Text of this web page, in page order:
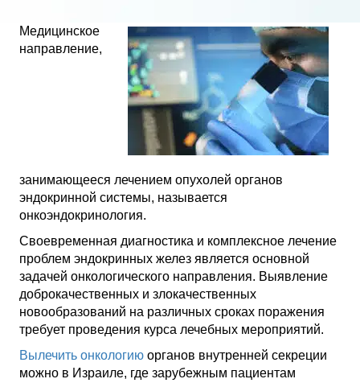
Медицинское
направление,
занимающееся лечением опухолей органов
эндокринной системы, называется
онкоэндокринология.
Своевременная диагностика и комплексное лечение
проблем эндокринных желез является основной
задачей онкологического направления. Выявление
доброкачественных и злокачественных
новообразований на различных сроках поражения
требует проведения курса лечебных мероприятий.
Вылечить онкологию органов внутренней секреции
можно в Израиле, где зарубежным пациентам